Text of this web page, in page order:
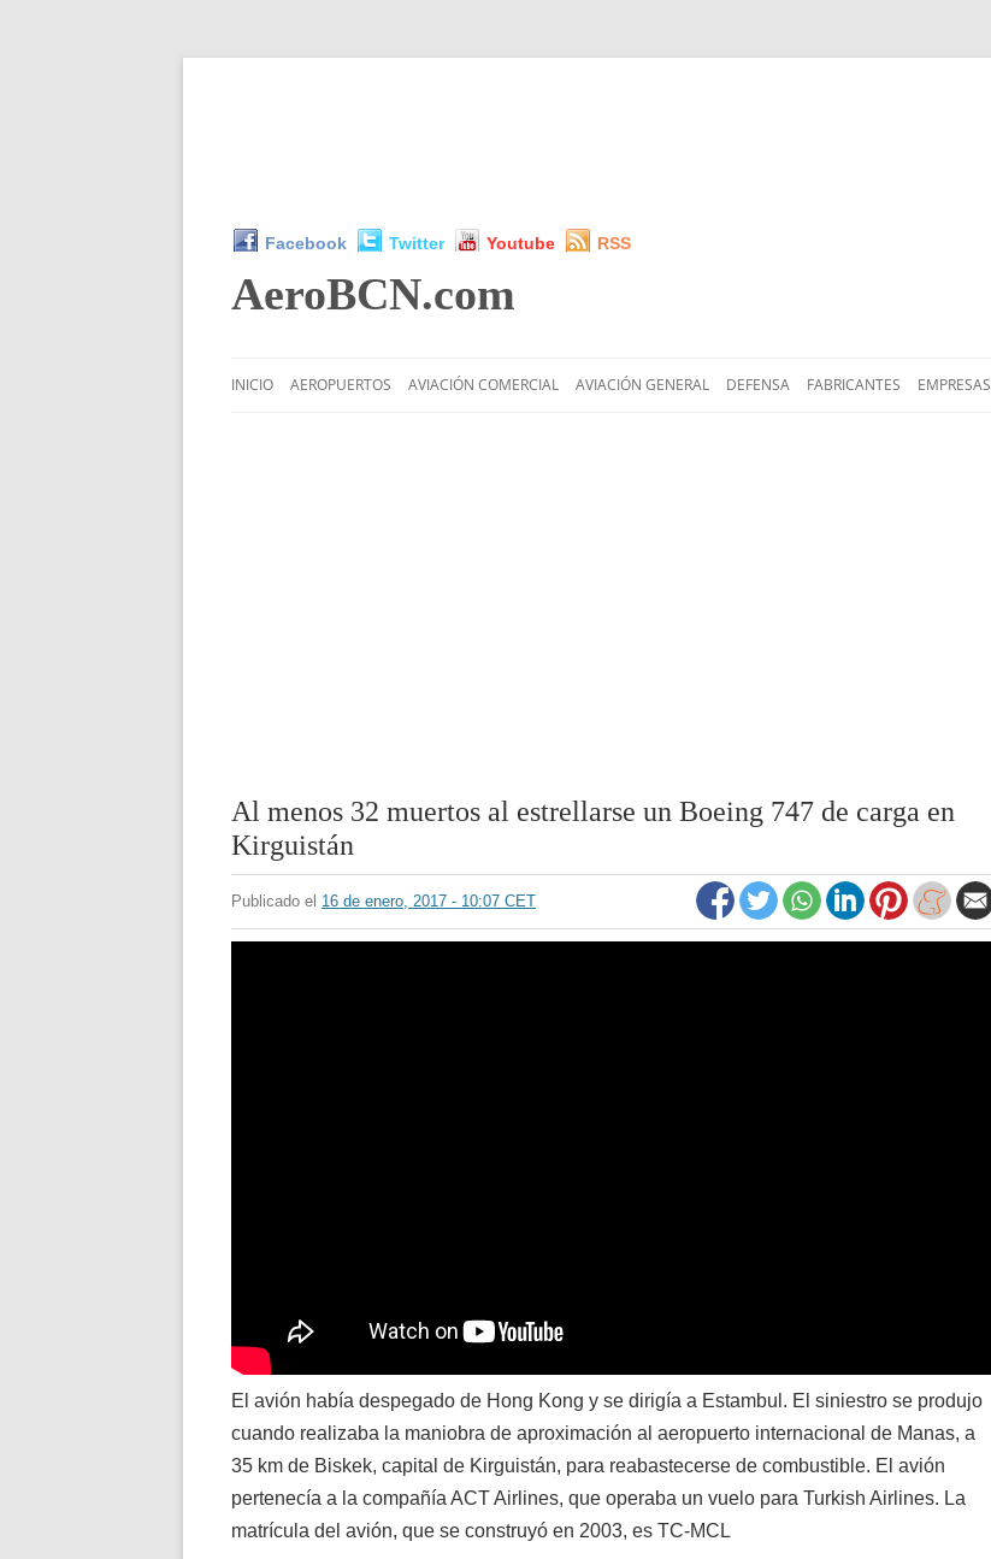
Facebook Twitter Youtube RSS
AeroBCN.com
al
INICIO AEROPUERTOS AVIACIÓN COMERCIAL AVIACIÓN GENERAL DEFENSA FABRICANTES EMPRESAS
Al menos 32 muertos al estrellarse un Boeing 747 de carga en
Kirguistán
Publicado el 16 de enero, 2017 - 10:07 CET
El avión había despegado de Hong Kong y se dirigía a Estambul. El siniestro se produjo
cuando realizaba la maniobra de aproximación al aeropuerto internacional de Manas, a
35 km de Biskek, capital de Kirguistán, para reabastecerse de combustible. El avión
pertenecía a la compañía ACT Airlines, que operaba un vuelo para Turkish Airlines. La
matrícula del avión, que se construyó en 2003, es TC-MCL